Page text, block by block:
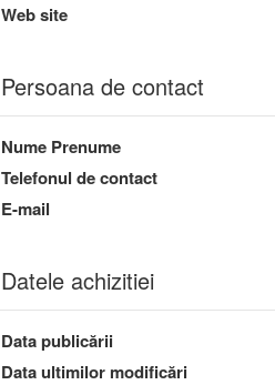
Web site
Persoana de contact
Nume Prenume
Telefonul de contact
E-mail
Datele achizitiei
Data publicării
Data ultimilor modificări